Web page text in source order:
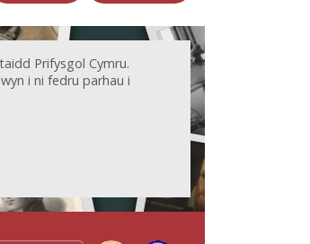
Prifysgol Cymru.
i ni fedru parhau i